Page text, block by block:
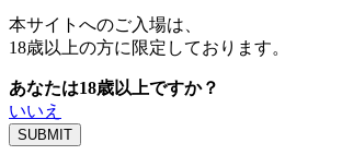
本サイトへのご入場は、
18歳以上の方に限定しております。
あなたは18歳以上ですか？
いいえ